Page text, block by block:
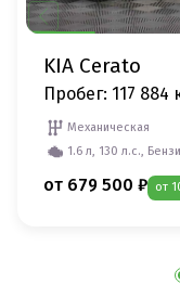
KIA Cerato
Пробег: 117 884
Механическая
1.6 л, 130 л.с.,
от 679 500 ₽ от